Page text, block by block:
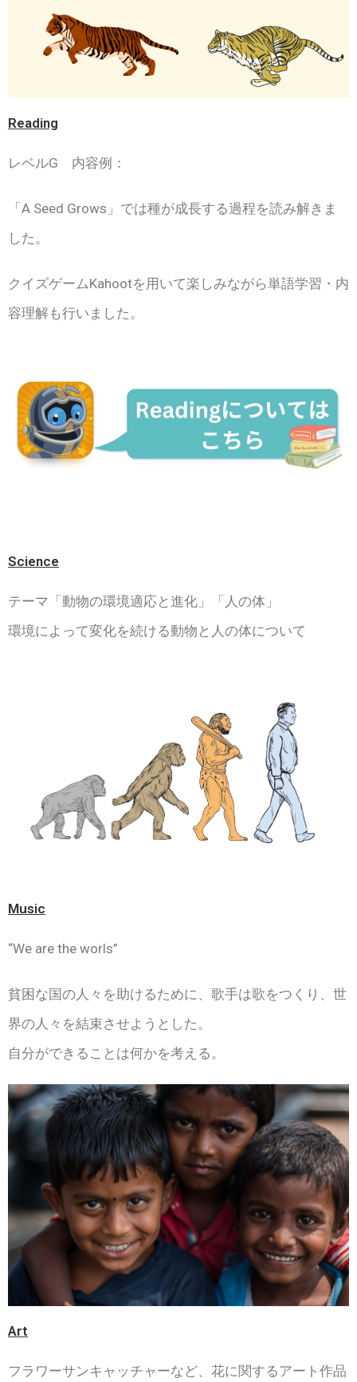
Reading
レベルG 内容例：
「A Seed Grows」では種が成長する過程を読み解きま
した。
クイズゲームKahootを用いて楽しみながら単語学習・内
容理解も行いました。
Science
テーマ「動物の環境適応と進化」「人の体」
環境によって変化を続ける動物と人の体について
Music
“We are the worls”
貧困な国の人々を助けるために、歌手は歌をつくり、世
界の人々を結束させようとした。
自分ができることは何かを考える。
Art
フラワーサンキャッチャーなど、花に関するアート作品